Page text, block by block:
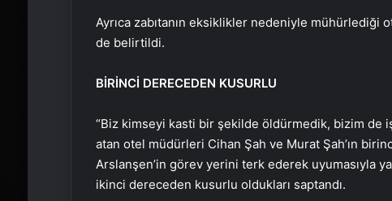
Ayrıca zabıtanın eksiklikler nedeniyle mühürlediği
de belirtildi.
BİRİNCİ DERECEDEN KUSURLU
“Biz kimseyi kasti bir şekilde öldürmedik, bizim de
atan otel müdürleri Cihan Şah ve Murat Şah’ın
Arslanşen’in görev yerini terk ederek uyumasıyla
ikinci dereceden kusurlu oldukları saptandı.